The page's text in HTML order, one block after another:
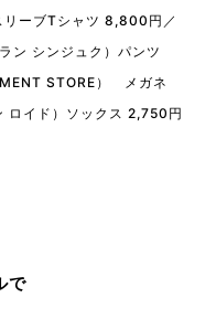
ーブTシャツ 8,800円／
ン シンジュク）パンツ
STORE） メガネ
イド）ソックス 2,750円
で